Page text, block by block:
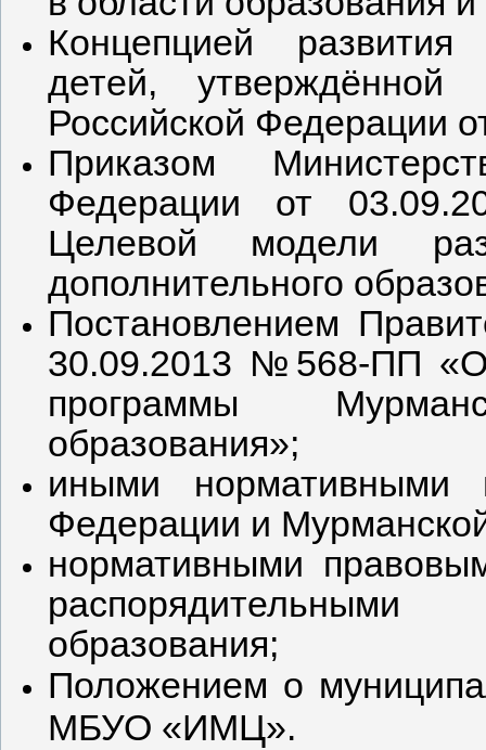
Концепцией развития
детей, утверждённой
Российской Федерации
Приказом
Федерации от
Целевой модели
дополнительного
Постановлением
30.09.2013 №568-ПП
программы
образования»;
иными нормативными
Федерации и
нормативными
образования;
Положением о
МБУО «ИМЦ».